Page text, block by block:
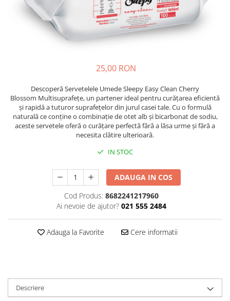
Bioactivatori & Tratamente Fose
Manusi Protectie
Ceaiuri
Cosmetice
Ingrijire picioare
Ingrijire Urechi
Îngrijire Ten
Curatare Intretinere Incaltaminte
Sare de baie
25,00 RON
Descoperă Servetelele Umede Sleepy Easy Clean Cherry
Blossom Multisuprafețe, un partener ideal pentru curățarea eficientă
și rapidă a tuturor suprafețelor din jurul casei tale. Cu o formulă
naturală ce conține o combinație de otet alb și bicarbonat de sodiu,
aceste servetele oferă o curățare perfectă fără a lăsa urme și fără a
necesita clătire ulterioară.
IN STOC
ADAUGA IN COS
Cod Produs: 8682241217960
Ai nevoie de ajutor? 021 555 2484
Adauga la Favorite Cere informatii
Descriere